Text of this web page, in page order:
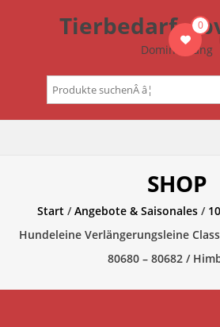
Tierbedarf –
Dominik Lang
0
Suchen
nach:
SHOP
Start /Angebote & Saisonales /
Hundeleine Verlängerungsleine
80680 – 80682 /